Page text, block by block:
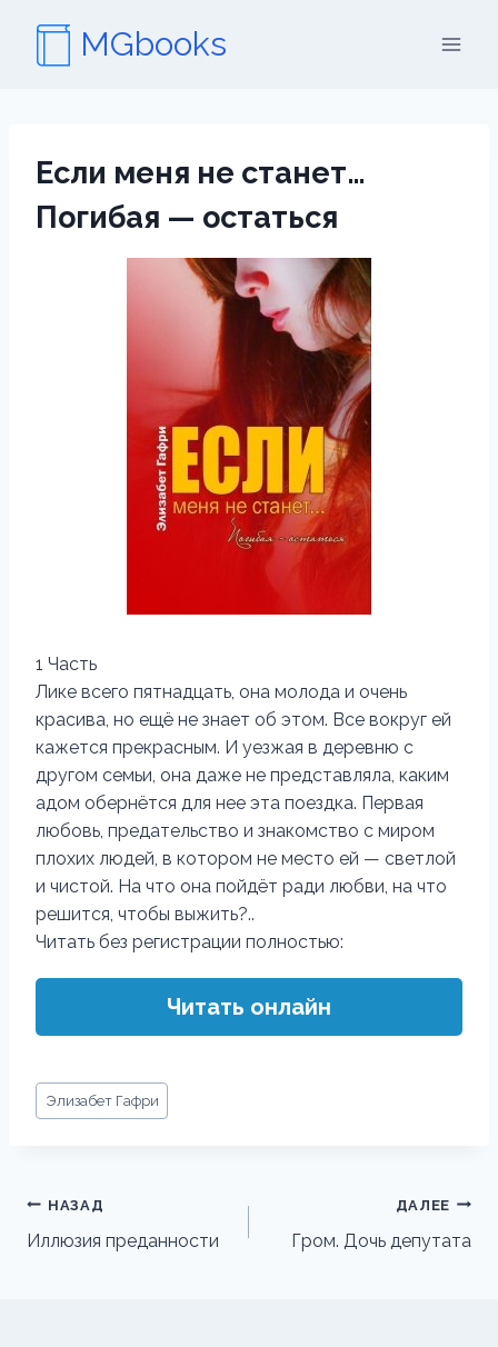
содержимому
MGbooks
Если меня не станет…
Погибая — остаться
1 Часть
Лике всего пятнадцать, она молода и очень
красива, но ещё не знает об этом. Все вокруг ей
кажется прекрасным. И уезжая в деревню с
другом семьи, она даже не представляла, каким
адом обернётся для нее эта поездка. Первая
любовь, предательство и знакомство с миром
плохих людей, в котором не место ей — светлой
и чистой. На что она пойдёт ради любви, на что
решится, чтобы выжить?..
Читать без регистрации полностью:
Читать онлайн
Метки
записи:
Элизабет Гафри
Навигация
по
НАЗАД
Иллюзия преданности
ДАЛЕЕ
Гром. Дочь депутата